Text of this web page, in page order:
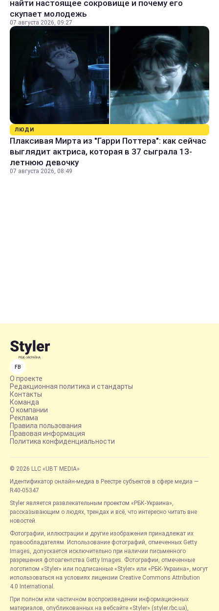
найти настоящее сокровище и почему его
скупает молодежь
07 августа 2026, 09:27
ЛЮДИ
Плаксивая Мирта из "Гарри Поттера": как сейчас
выглядит актриса, которая в 37 сыграла 13-
летнюю девочку
07 августа 2026, 08:49
FB
О проекте
Редакционная политика и стандарты
Контакты
Команда
О компании
Реклама
Правила пользования
Правовая информация
Политика конфиденциальности
© 2026 LLC «UBT MEDIA»
Идентификатор онлайн-медиа в Реестре субъектов в сфере медиа —
R40-05347
Styler является развлекательным проектом «РБК-Украина»,
рассказывающим о людях, трендах и всё, что интересно читать вне
новостей.
Фотографии, иллюстрации и другие изображения принадлежат их
правообладателям. Использование фотографий, отмеченных Getty
Images, допускается исключительно при наличии письменного
разрешения фотоагентства Getty Images. Фотографии, отмеченные
логотипом «Styler» или подписанные «Styler» или «РБК-Украина», могут
использоваться на условиях лицензии Creative Commons Attribution
4.0 International.
При полном или частичном воспроизведении информационных
материалов, опубликованных на вебсайте «Styler» (styler.rbc.ua),